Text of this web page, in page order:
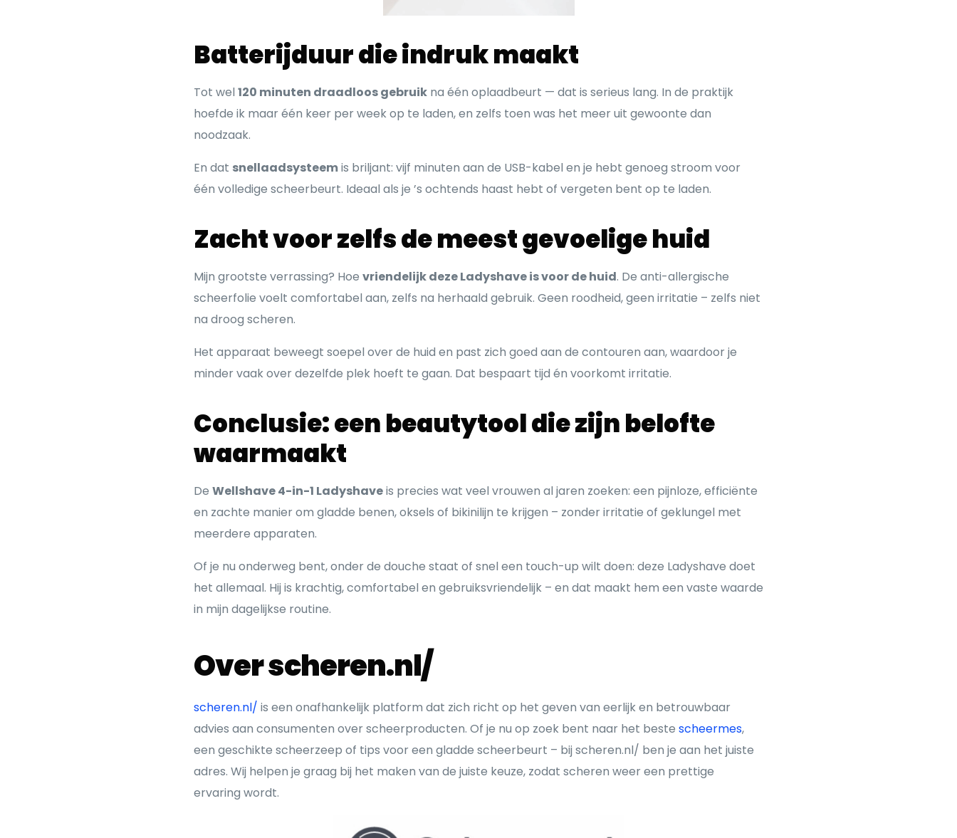
Batterijduur die indruk maakt
Tot wel 120 minuten draadloos gebruik na één oplaadbeurt — dat is serieus lang. In de praktijk
hoefde ik maar één keer per week op te laden, en zelfs toen was het meer uit gewoonte dan
noodzaak.
En dat snellaadsysteemis briljant: vijf minuten aan de USB-kabel en je hebt genoeg stroom voor
één volledige scheerbeurt. Ideaal als je ’s ochtends haast hebt of vergeten bent op te laden.
Zacht voor zelfs de meest gevoelige huid
Mijn grootste verrassing? Hoe vriendelijk deze Ladyshave is voor de huid. De anti-allergische
scheerfolie voelt comfortabel aan, zelfs na herhaald gebruik. Geen roodheid, geen irritatie – zelfs niet
na droog scheren.
Het apparaat beweegt soepel over de huid en past zich goed aan de contouren aan, waardoor je
minder vaak over dezelfde plek hoeft te gaan. Dat bespaart tijd én voorkomt irritatie.
Conclusie: een beautytool die zijn belofte
waarmaakt
De Wellshave 4-in-1 Ladyshaveis precies wat veel vrouwen al jaren zoeken: een pijnloze, efficiënte
en zachte manier om gladde benen, oksels of bikinilijn te krijgen – zonder irritatie of geklungel met
meerdere apparaten.
Of je nu onderweg bent, onder de douche staat of snel een touch-up wilt doen: deze Ladyshave doet
het allemaal. Hij is krachtig, comfortabel en gebruiksvriendelijk – en dat maakt hem een vaste waarde
in mijn dagelijkse routine.
Over scheren.nl/
scheren.nl/ is een onafhankelijk platform dat zich richt op het geven van eerlijk en betrouwbaar
advies aan consumenten over scheerproducten. Of je nu op zoek bent naar het beste scheermes,
een geschikte scheerzeep of tips voor een gladde scheerbeurt – bij scheren.nl/ ben je aan het juiste
adres. Wij helpen je graag bij het maken van de juiste keuze, zodat scheren weer een prettige
ervaring wordt.